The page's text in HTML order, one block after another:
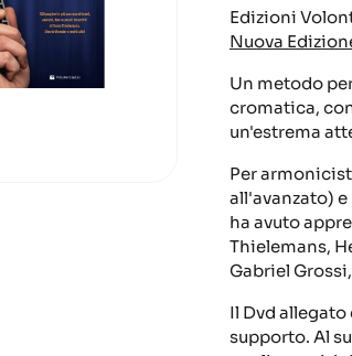
Edizioni
Nuova
Un metodo
cromatica,
un'estrema
Per
all'avanzato)
ha avuto
Thielemans,
Gabriel
Il Dvd
supporto. Al